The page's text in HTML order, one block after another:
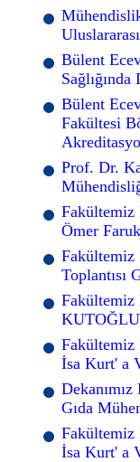
Bülent
Bülent
Fakültesi
Prof. Dr.
Fakültemiz
Ömer
Fakültemiz
Toplantısı
Fakültemiz
KUTOĞLU
Fakültemiz
İsa Kurt' a
Gıda
Fakültemiz
İsa Kurt' a